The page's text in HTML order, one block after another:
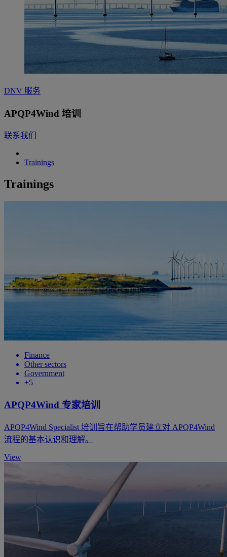
DNV 服务
APQP4Wind 培训
联系我们
Trainings
Trainings
Finance
Other sectors
Government
+5
APQP4Wind 专家培训
APQP4Wind Specialist 培训旨在帮助学员建立对 APQP4Wind
流程的基本认识和理解。
View